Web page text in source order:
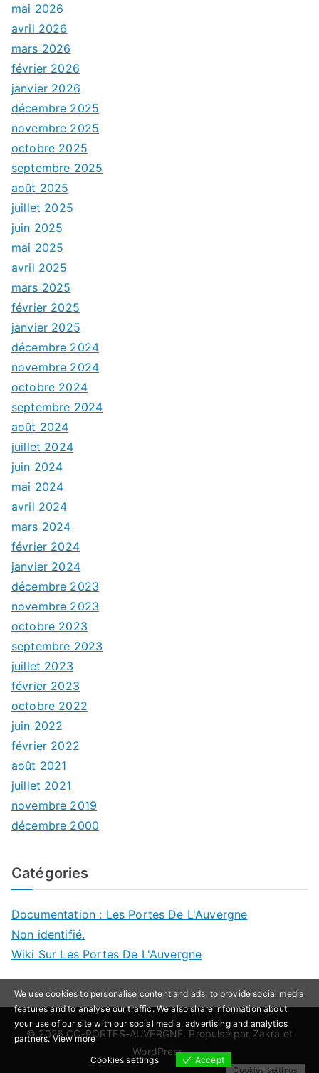
mai 2026
avril 2026
mars 2026
février 2026
janvier 2026
décembre 2025
novembre 2025
octobre 2025
septembre 2025
août 2025
juillet 2025
juin 2025
mai 2025
avril 2025
mars 2025
février 2025
janvier 2025
décembre 2024
novembre 2024
octobre 2024
septembre 2024
août 2024
juillet 2024
juin 2024
mai 2024
avril 2024
mars 2024
février 2024
janvier 2024
décembre 2023
novembre 2023
octobre 2023
septembre 2023
juillet 2023
février 2023
octobre 2022
juin 2022
février 2022
août 2021
juillet 2021
novembre 2019
décembre 2000
Catégories
Documentation : Les Portes De L'Auvergne
Non identifié.
Wiki Sur Les Portes De L'Auvergne
© 2026 CC-PORTES-AUVERGNE. Propulsé par Zakra et
WordPress.
We use cookies to personalise content and ads, to provide social media
features and to analyse our traffic. We also share information about
your use of our site with our social media, advertising and analytics
partners.View more
Cookies settings
Accept
Cookies settings